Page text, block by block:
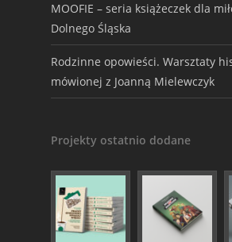
MOOFIE – seria książeczek dla
Dolnego Śląska
Rodzinne opowieści. Warsztaty
mówionej z Joanną Mielewczyk
Projekty ostatnio dodane